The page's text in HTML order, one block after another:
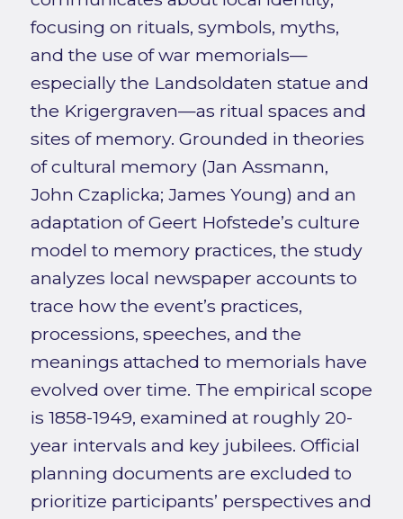
focusing on rituals, symbols, myths,
and the use of war memorials—
especially the Landsoldaten statue and
the Krigergraven—as ritual spaces and
sites of memory. Grounded in theories
of cultural memory (Jan Assmann,
John Czaplicka; James Young) and an
adaptation of Geert Hofstede’s culture
model to memory practices, the study
analyzes local newspaper accounts to
trace how the event’s practices,
processions, speeches, and the
meanings attached to memorials have
evolved over time. The empirical scope
is 1858-1949, examined at roughly 20-
year intervals and key jubilees. Official
planning documents are excluded to
prioritize participants’ perspectives and